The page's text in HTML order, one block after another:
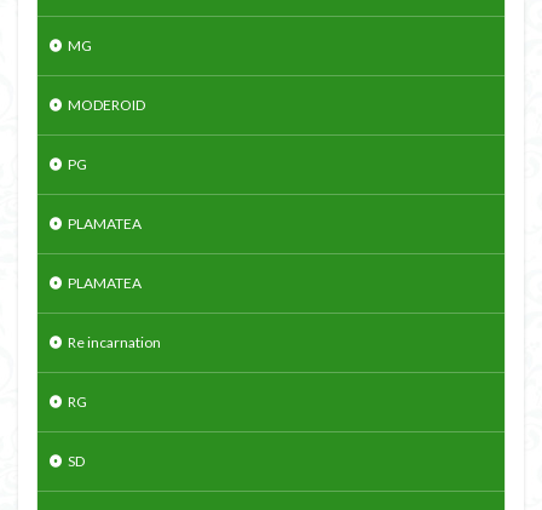
MG
MODEROID
PG
PLAMATEA
PLAMATEA
Re incarnation
RG
SD